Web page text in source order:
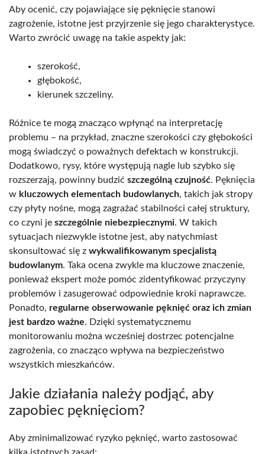
Aby ocenić, czy pojawiające się pęknięcie stanowi
zagrożenie, istotne jest przyjrzenie się jego charakterystyce.
Warto zwrócić uwagę na takie aspekty jak:
szerokość,
głębokość,
kierunek szczeliny.
Różnice te mogą znacząco wpłynąć na interpretację
problemu – na przykład, znaczne szerokości czy głębokości
mogą świadczyć o poważnych defektach w konstrukcji.
Dodatkowo, rysy, które występują nagle lub szybko się
rozszerzają, powinny budzić szczególną czujność. Pęknięcia
w kluczowych elementach budowlanych, takich jak stropy
czy płyty nośne, mogą zagrażać stabilności całej struktury,
co czyni je szczególnie niebezpiecznymi. W takich
sytuacjach niezwykle istotne jest, aby natychmiast
skonsultować się z wykwalifikowanym specjalistą
budowlanym. Taka ocena zwykle ma kluczowe znaczenie,
ponieważ ekspert może pomóc zidentyfikować przyczyny
problemów i zasugerować odpowiednie kroki naprawcze.
Ponadto, regularne obserwowanie pęknięć oraz ich zmian
jest bardzo ważne. Dzięki systematycznemu
monitorowaniu można wcześniej dostrzec potencjalne
zagrożenia, co znacząco wpływa na bezpieczeństwo
wszystkich mieszkańców.
Jakie działania należy podjąć, aby
zapobiec pęknięciom?
Aby zminimalizować ryzyko pęknięć, warto zastosować